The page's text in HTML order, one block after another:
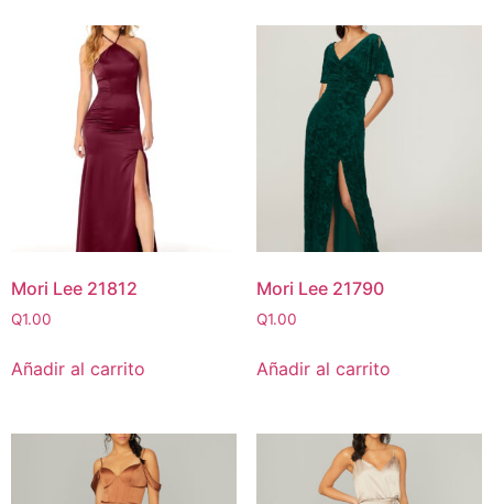
Mori Lee 21812
Q1.00
Añadir al carrito
Mori Lee 21790
Q1.00
Añadir al carrito